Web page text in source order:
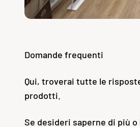
Domande frequenti
Qui, troverai tutte le
prodotti.
Se desideri saperne di più